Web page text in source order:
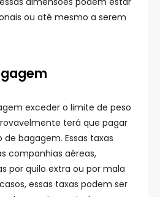
ou até mesmo a serem
exceder o limite de peso
terá que pagar
bagagem. Essas taxas
companhias aéreas,
por quilo extra ou por mala
essas taxas podem ser